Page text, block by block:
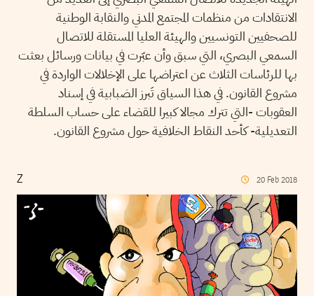
الانتقادات من منظمات المجتمع المدني والنقابة الوطنية
للصحفيين التونسيين والهيئة العليا المستقلة للاتصال
السمعي البصري، التي سبق وأن عبّرت في بيانات ورسائل بعثت
بها للرئاسات الثلاث عن اعتراضها على الإخلالات الواردة في
مشروع القانون. في هذا السياق تَبرز الضبابية في إسناد
العقوبات -التي تترك مجالا كبيرا للقضاء على حساب السلطة
التعديلية- كأحد النقاط الخلافية حول مشروع القانون.
Z 20 Feb 2018